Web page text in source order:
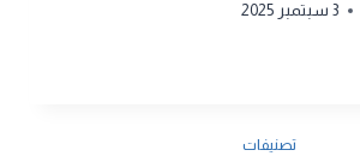
3 سبتمبر 2025
تصنيفات